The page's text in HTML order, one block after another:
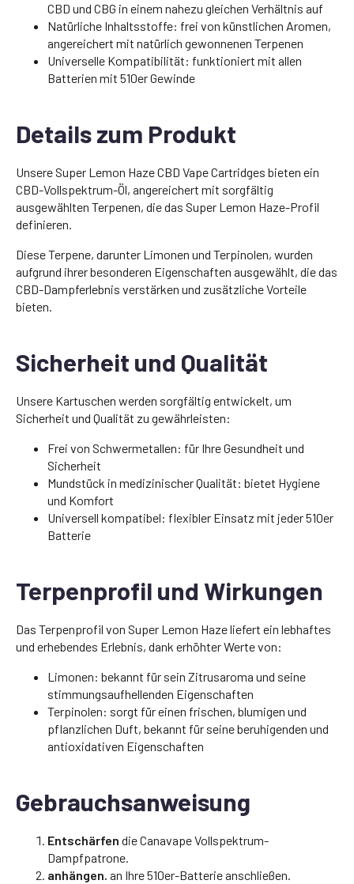
CBD und CBG in einem nahezu gleichen Verhältnis auf
Natürliche Inhaltsstoffe: frei von künstlichen Aromen,
angereichert mit natürlich gewonnenen Terpenen
Universelle Kompatibilität: funktioniert mit allen
Batterien mit 510er Gewinde
Details zum Produkt
Unsere Super Lemon Haze CBD Vape Cartridges bieten ein
CBD-Vollspektrum-Öl, angereichert mit sorgfältig
ausgewählten Terpenen, die das Super Lemon Haze-Profil
definieren.
Diese Terpene, darunter Limonen und Terpinolen, wurden
aufgrund ihrer besonderen Eigenschaften ausgewählt, die das
CBD-Dampferlebnis verstärken und zusätzliche Vorteile
bieten.
Sicherheit und Qualität
Unsere Kartuschen werden sorgfältig entwickelt, um
Sicherheit und Qualität zu gewährleisten:
Frei von Schwermetallen: für Ihre Gesundheit und
Sicherheit
Mundstück in medizinischer Qualität: bietet Hygiene
und Komfort
Universell kompatibel: flexibler Einsatz mit jeder 510er
Batterie
Terpenprofil und Wirkungen
Das Terpenprofil von Super Lemon Haze liefert ein lebhaftes
und erhebendes Erlebnis, dank erhöhter Werte von:
Limonen: bekannt für sein Zitrusaroma und seine
stimmungsaufhellenden Eigenschaften
Terpinolen: sorgt für einen frischen, blumigen und
pflanzlichen Duft, bekannt für seine beruhigenden und
antioxidativen Eigenschaften
Gebrauchsanweisung
Entschärfen die Canavape Vollspektrum-
Dampfpatrone.
anhängen. an Ihre 510er-Batterie anschließen.